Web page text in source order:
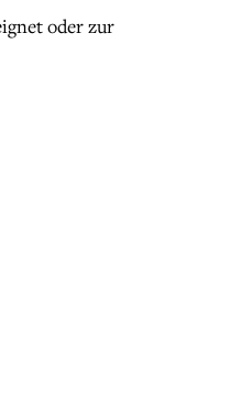
oder zur